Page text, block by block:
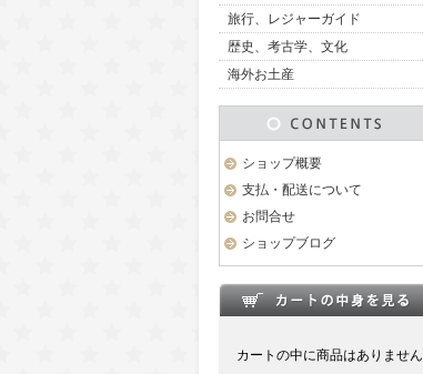
旅行、レジャーガイド
歴史、考古学、文化
海外お土産
ショップ概要
支払・配送について
お問合せ
ショップブログ
カートの中に商品はありません